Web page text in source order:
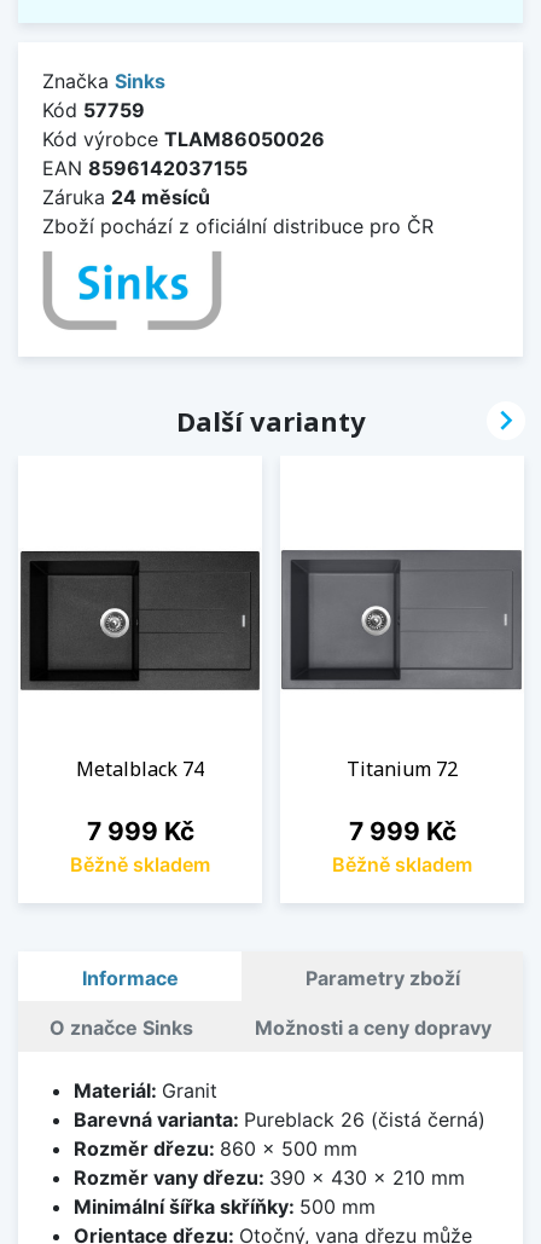
Značka Sinks
Kód 57759
Kód výrobce TLAM86050026
EAN 8596142037155
Záruka 24 měsíců
Zboží pochází z oficiální distribuce pro ČR
Další varianty
Metalblack 74
Cena
7 999 Kč
Běžně skladem
Titanium 72
Cena
7 999 Kč
Běžně skladem

Informace Parametry zboží
O značce Sinks Možnosti a ceny dopravy
Materiál: Granit
Barevná varianta: Pureblack 26 (čistá černá)
Rozměr dřezu: 860 x 500 mm
Rozměr vany dřezu: 390 x 430 x 210 mm
Minimální šířka skříňky: 500 mm
Orientace dřezu: Otočný, vana dřezu může